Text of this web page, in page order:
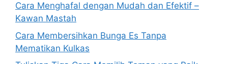
Cara Menghafal dengan Mudah dan Efektif –
Kawan Mastah
Cara Membersihkan Bunga Es Tanpa
Mematikan Kulkas